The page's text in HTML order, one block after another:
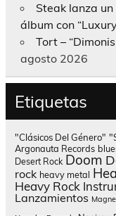
Steak lanza
álbum con
Tort –
agosto 2026
Etiquetas
"Clásicos Del Género"
Argonauta Records
Desert Rock Doom
rock heavy metal
Heavy Rock
Lanzamientos